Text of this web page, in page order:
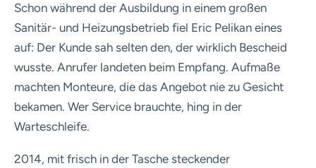
Schon während der Ausbildung in einem großen
Sanitär- und Heizungsbetrieb fiel Eric Pelikan eines
auf: Der Kunde sah selten den, der wirklich Bescheid
wusste. Anrufer landeten beim Empfang. Aufmaße
machten Monteure, die das Angebot nie zu Gesicht
bekamen. Wer Service brauchte, hing in der
Warteschleife.
2014, mit frisch in der Tasche steckender